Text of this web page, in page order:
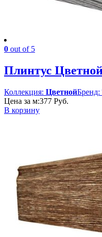
0 out of 5
Плинтус
Коллекция: ЦветнойБренд:
Цена за м:377 Руб.
В корзину